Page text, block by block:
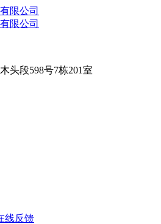
头段598号7栋201室
线反馈